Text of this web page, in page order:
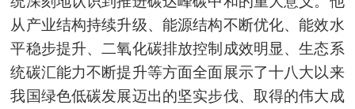
从产业结构持续升级、能源结构不断优化、能效水
平稳步提升、二氧化碳排放控制成效明显、生态系
统碳汇能力不断提升等方面全面展示了十八大以来
我国绿色低碳发展迈出的坚实步伐、取得的伟大成